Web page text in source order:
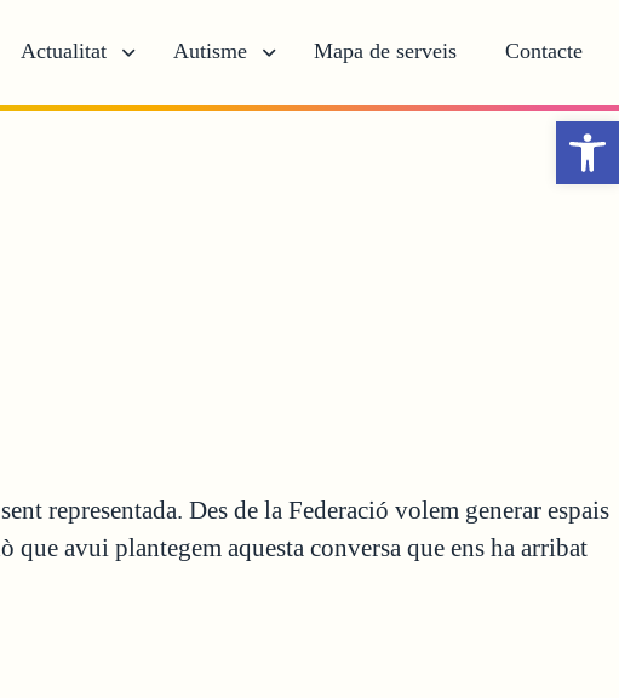
Actualitat Autisme Mapa de serveis Contacte
representada. Des de la Federació volem generar espais
avui plantegem aquesta conversa que ens ha arribat